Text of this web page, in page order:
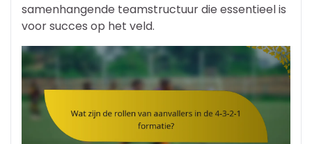
samenhangende teamstructuur die essentieel is
voor succes op het veld.